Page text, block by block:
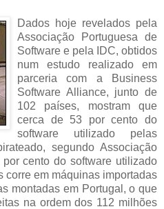
Dados hoje revelados pela
Associação Portuguesa de
Software e pela IDC, obtidos
num estudo realizado em
parceria com a Business
Software Alliance, junto de
102 países, mostram que
cerca de 53 por cento do
software utilizado pelas
segundo Associação
cento do software utilizado
corre em máquinas importadas
montadas em Portugal, o que
na ordem dos 112 milhões